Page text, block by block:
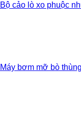
Bộ cảo lò xo phuộc
Máy bơm mỡ bò